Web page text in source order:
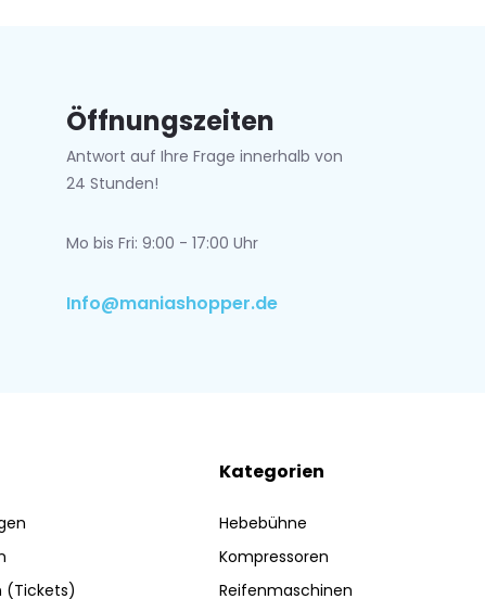
Öffnungszeiten
Antwort auf Ihre Frage innerhalb von
24 Stunden!
Mo bis Fri: 9:00 - 17:00 Uhr
Info@maniashopper.de
(Tickets)
Kategorien
Hebebühne
Kompressoren
Reifenmaschinen